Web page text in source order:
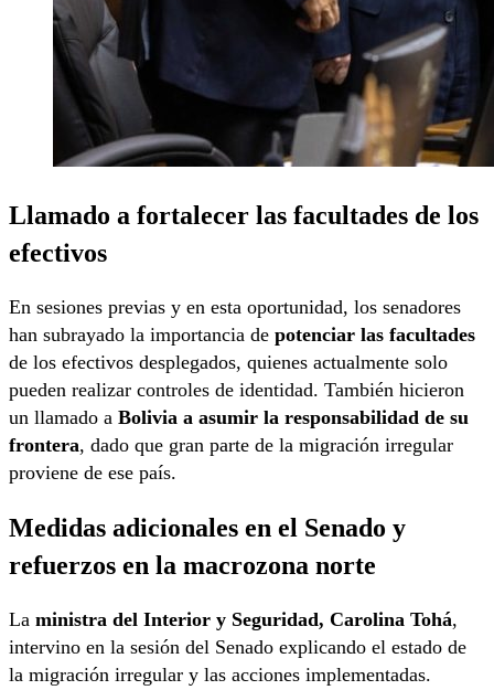
Llamado a fortalecer las facultades de los
efectivos
En sesiones previas y en esta oportunidad, los senadores
han subrayado la importancia de potenciar las facultades
de los efectivos desplegados, quienes actualmente solo
pueden realizar controles de identidad. También hicieron
un llamado a Bolivia a asumir la responsabilidad de su
frontera, dado que gran parte de la migración irregular
proviene de ese país.
Medidas adicionales en el Senado y
refuerzos en la macrozona norte
La ministra del Interior y Seguridad, Carolina Tohá,
intervino en la sesión del Senado explicando el estado de
la migración irregular y las acciones implementadas.